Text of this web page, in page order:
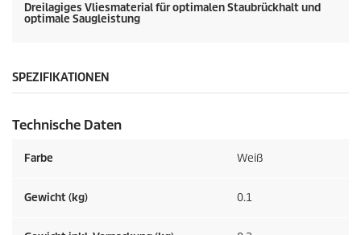
Dreilagiges Vliesmaterial für optimalen Staubrückhalt und
optimale Saugleistung
SPEZIFIKATIONEN
Technische Daten
Farbe Weiß
Gewicht (kg) 0.1